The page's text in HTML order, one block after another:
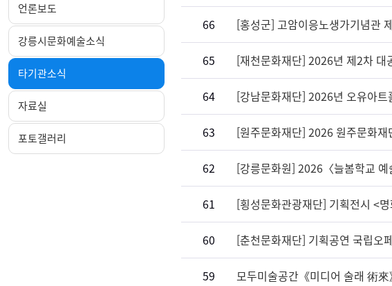
언론보도
강릉시문화예술소식
타기관소식
자료실
포토갤러리
66 [홍성군] 고암이응노생가기념관
65 [재천문화재단] 2026년 제2차 대
64 [강남문화재단] 2026년 오유아
63 [원주문화재단] 2026 원주문화
62 [강릉문화원] 2026〈늘봄학교
61 [횡성문화관광재단] 기획전시 <
60 [춘천문화재단] 기획공연 국립오
59 모두미술공간《미디어 술래 術